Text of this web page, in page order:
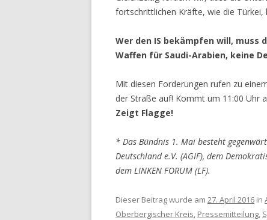
fortschrittlichen Kräfte, wie die
Wer den IS bekämpfen will,
Waffen für Saudi-Arabien, keine
Mit diesen Forderungen rufen zu
der Straße auf! Kommt um 11:00 Uhr
Zeigt Flagge!
* Das Bündnis 1. Mai besteht
Deutschland e.V. (AGIF), dem
dem LINKEN FORUM (LF).
Dieser Beitrag wurde am 27. April 2016 in
Oberbergischer Kreis, Pressemitteilung,